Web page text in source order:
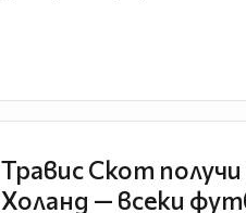
Травис Скот
Холанд — всеки